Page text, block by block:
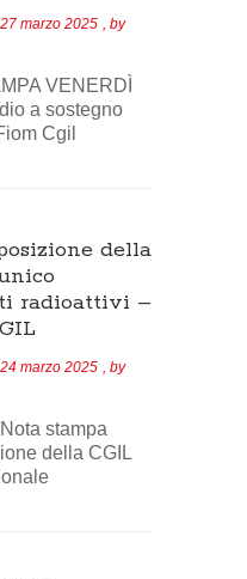
27 marzo 2025 , by
VENERDÌ
a sostegno
Cgil
della
radioattivi –
24 marzo 2025 , by
stampa
della CGIL